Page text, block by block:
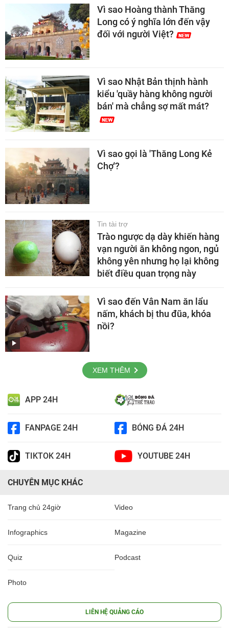
Vì sao Hoàng thành Thăng
Long có ý nghĩa lớn đến vậy
đối với người Việt?
Vì sao Nhật Bản thịnh hành
kiểu 'quầy hàng không người
bán' mà chẳng sợ mất mát?
Vì sao gọi là 'Thăng Long Kẻ
Chợ'?
Tin tài trợ
Trào ngược dạ dày khiến hàng
vạn người ăn không ngon, ngủ
không yên nhưng họ lại không
biết điều quan trọng này
Vì sao đến Vân Nam ăn lẩu
nấm, khách bị thu đũa, khóa
nồi?
XEM THÊM
APP 24H
FANPAGE 24H BÓNG ĐÁ 24H
TIKTOK 24H YOUTUBE 24H
CHUYÊN MỤC KHÁC
Trang chủ 24giờ Video
Infographics Magazine
Quiz Podcast
Photo
LIÊN HỆ QUẢNG CÁO